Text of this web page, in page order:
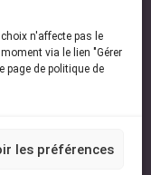
n'affecte pas le
via le lien "Gérer
page de politique de
les préférences